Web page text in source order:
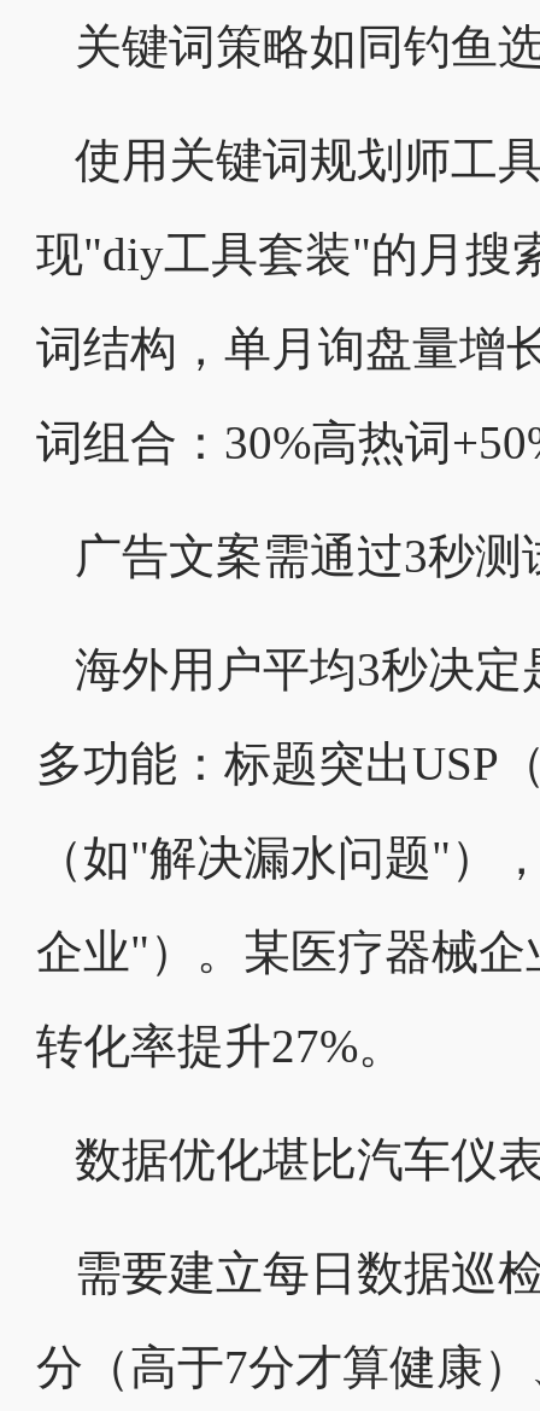
关键词策略如同钓鱼
使用关键词规划师工
现"diy工具套装"的月搜
词结构，单月询盘量增
词组合：30%高热词
广告文案需通过3秒测
海外用户平均3秒决
多功能：标题突出USP
（如"解决漏水问题"）
企业"）。某医疗器械
转化率提升27%。
数据优化堪比汽车仪
需要建立每日数据巡
分（高于7分才算健康